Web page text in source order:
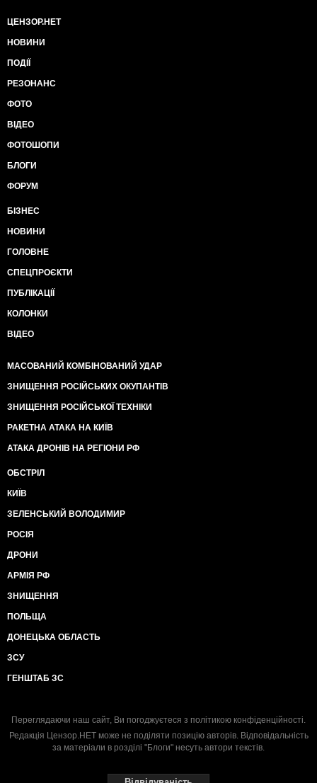
ЦЕНЗОР.НЕТ
НОВИНИ
ПОДІЇ
РЕЗОНАНС
ФОТО
ВІДЕО
ФОТОШОПИ
БЛОГИ
ФОРУМ
БІЗНЕС
НОВИНИ
ГОЛОВНЕ
СПЕЦПРОЄКТИ
ПУБЛІКАЦІЇ
КОЛОНКИ
ВІДЕО
МАСОВАНИЙ КОМБІНОВАНИЙ УДАР
ЗНИЩЕННЯ РОСІЙСЬКИХ ОКУПАНТІВ
ЗНИЩЕННЯ РОСІЙСЬКОЇ ТЕХНІКИ
РАКЕТНА АТАКА НА КИЇВ
АТАКА ДРОНІВ НА РЕГІОНИ РФ
ОБСТРІЛ
КИЇВ
ЗЕЛЕНСЬКИЙ ВОЛОДИМИР
РОСІЯ
ДРОНИ
АРМІЯ РФ
ЗНИЩЕННЯ
ПОЛЬЩА
ДОНЕЦЬКА ОБЛАСТЬ
ЗСУ
ГЕНШТАБ ЗС
Переглядаючи наш сайт, Ви погоджуєтеся з політикою конфіденційності.
Редакція Цензор.НЕТ може не поділяти позицію авторів. Відповідальність
за матеріали в розділі "Блоги" несуть автори текстів.